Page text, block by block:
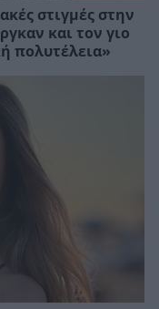
στιγμές στην
και τον γιο
πολυτέλεια»